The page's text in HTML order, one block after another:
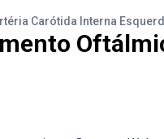
Carótida Interna